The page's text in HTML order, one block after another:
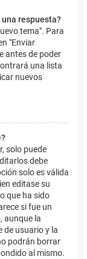
respuesta?
tema". Para
"Enviar
antes de poder
una lista
nuevos
solo puede
debe
solo es válida
editase su
que ha sido
si fue un
aunque la
de usuario y la
podrán borrar
al mismo.